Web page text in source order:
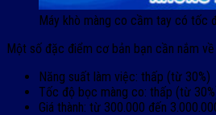
Máy khò màng co cầm tay có tốc
Một số đặc điểm cơ bản bạn cần nắm về
Năng suất làm việc: thấp (từ 30%)
Tốc độ bọc màng co: thấp (từ
Giá thành: từ 300.000 đến